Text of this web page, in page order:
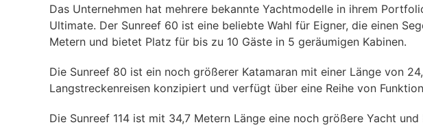
Das Unternehmen hat mehrere bekannte Yachtmodelle in ihrem
Ultimate. Der Sunreef 60 ist eine beliebte Wahl für Eigner, die einen
Metern und bietet Platz für bis zu 10 Gäste in 5 geräumigen Kabinen.
Die Sunreef 80 ist ein noch größerer Katamaran mit einer Länge von
Langstreckenreisen konzipiert und verfügt über eine Reihe von
Die Sunreef 114 ist mit 34,7 Metern Länge eine noch größere Yacht